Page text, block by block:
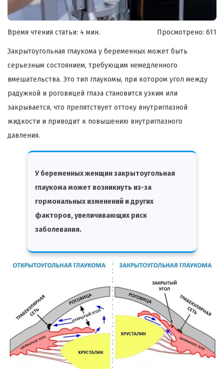
Время чтения статьи: 4 мин. Просмотрено: 611
Закрытоугольная глаукома у беременных может быть
серьезным состоянием, требующим немедленного
вмешательства. Это тип глаукомы, при котором угол между
радужкой и роговицей глаза становится узким или
закрывается, что препятствует оттоку внутриглазной
жидкости и приводит к повышению внутриглазного
давления.
У беременных женщин закрытоугольная
глаукома может возникнуть из-за
гормональных изменений и других
факторов, увеличивающих риск
заболевания.